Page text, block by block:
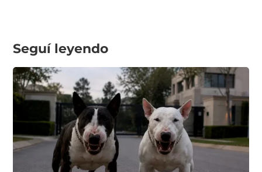
Seguí leyendo